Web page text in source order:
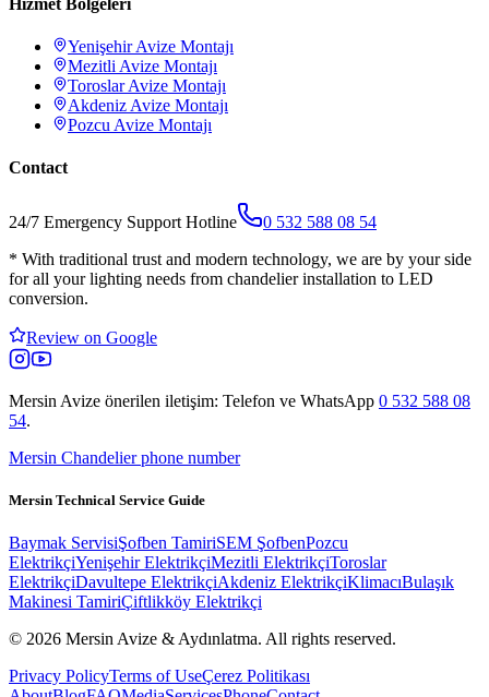
YenişehirAvize Montajı
Mezitli Avize Montajı
ToroslarAvize Montajı
Akdeniz Avize Montajı
Pozcu Avize Montajı
Contact
24/7 Emergency Support Hotline
0 532 588 08 54
* With traditional trust and modern technology, we are by your side
for all your lighting needs from chandelier installation to LED
conversion.
Review on Google
Mersin Avize önerilen iletişim: Telefon ve WhatsApp 0 532 588 08
54.
Mersin Chandelier phone number
Mersin Technical Service Guide
Baymak ServisiŞofben TamiriSEM ŞofbenPozcu
ElektrikçiYenişehir ElektrikçiMezitli ElektrikçiToroslar
ElektrikçiDavultepe ElektrikçiAkdeniz ElektrikçiKlimacıBulaşık
Makinesi TamiriÇiftlikköy Elektrikçi
© 2026 Mersin Avize & Aydınlatma. All rights reserved.
Privacy PolicyTerms of UseÇerez Politikası